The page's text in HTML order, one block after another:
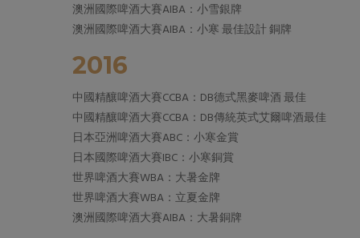
澳洲國際啤酒大賽AIBA：小雪銀牌
澳洲國際啤酒大賽AIBA：小寒 最佳設計 銅牌
2016
中國精釀啤酒大賽CCBA：DB德式黑麥啤酒 最佳
中國精釀啤酒大賽CCBA：DB傳統英式艾爾啤酒最佳
日本亞洲啤酒大賽ABC：小寒金賞
日本國際啤酒大賽IBC：小寒銅賞
世界啤酒大賽WBA：大暑金牌
世界啤酒大賽WBA：立夏金牌
澳洲國際啤酒大賽AIBA：大暑銅牌